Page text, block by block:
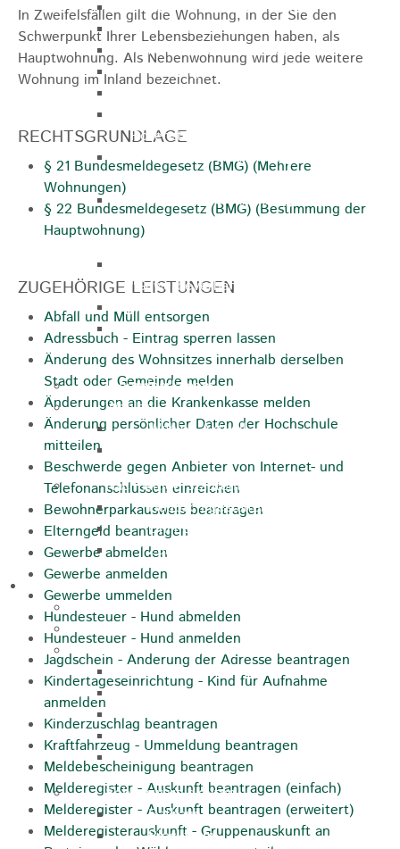
GEO - Vertreter im Aufsichtsrat
Ortschaftsrat
Aufsichtsrat Wohnbau GmbH
Stiftungsrat "Stiftung Heubach"
Rosenstein
Verbandsversammlung des
Abwasserzweckverband Lauter-Rems
Verbandsversammlung des
Zweckverbands
Landeswasserversorgung
"Gewerbeverband Rosenstein"
Verwaltungsausschuss
Zweckverband "Gewerbeverband
Rosenstein" - Verwaltungsrat
Jugendparlament
Wahlen
Wahlen Aktuell
Nachhaltige Stadtentwicklung
Heubach gestalten
Online Beteiligung
Zukunfts Team
Freizeit / Tourismus
Gastgeber
Veranstaltungen
Museen & Sammlungen
Schloss
Miedermuseum
Heimatmuseum
Polizeimuseum
Haus Anna Vetter
Sehenswürdigkeiten
Rathaus
Blockturm
In Zweifelsfällen gilt die Wohnung, in der Sie den
Schwerpunkt Ihrer Lebensbeziehungen haben, als
Hauptwohnung. Als Nebenwohnung wird jede weitere
Wohnung im Inland bezeichnet.
RECHTSGRUNDLAGE
§ 21 Bundesmeldegesetz (BMG) (Mehrere
Wohnungen)
§ 22 Bundesmeldegesetz (BMG) (Bestimmung der
Hauptwohnung)
ZUGEHÖRIGE LEISTUNGEN
Abfall und Müll entsorgen
Adressbuch - Eintrag sperren lassen
Änderung des Wohnsitzes innerhalb derselben
Stadt oder Gemeinde melden
Änderungen an die Krankenkasse melden
Änderung persönlicher Daten der Hochschule
mitteilen
Beschwerde gegen Anbieter von Internet- und
Telefonanschlüssen einreichen
Bewohnerparkausweis beantragen
Elterngeld beantragen
Gewerbe abmelden
Gewerbe anmelden
Gewerbe ummelden
Hundesteuer - Hund abmelden
Hundesteuer - Hund anmelden
Jagdschein - Änderung der Adresse beantragen
Kindertageseinrichtung - Kind für Aufnahme
anmelden
Kinderzuschlag beantragen
Kraftfahrzeug - Ummeldung beantragen
Meldebescheinigung beantragen
Melderegister - Auskunft beantragen (einfach)
Melderegister - Auskunft beantragen (erweitert)
Melderegisterauskunft - Gruppenauskunft an